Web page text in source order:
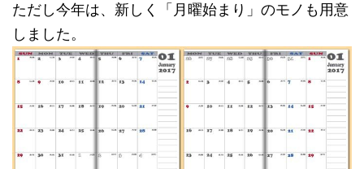
ただし今年は、新しく「月曜始まり」のモノも用意
しました。